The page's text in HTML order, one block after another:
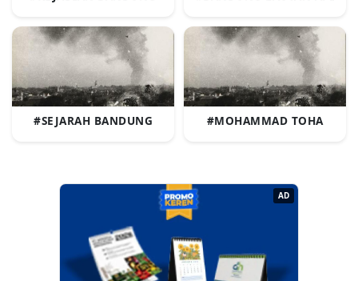
#SEJARAH BANDUNG #MOHAMMAD TOHA
AD